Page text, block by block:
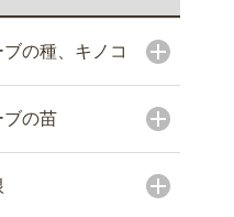
の種、キノコ
ブの苗